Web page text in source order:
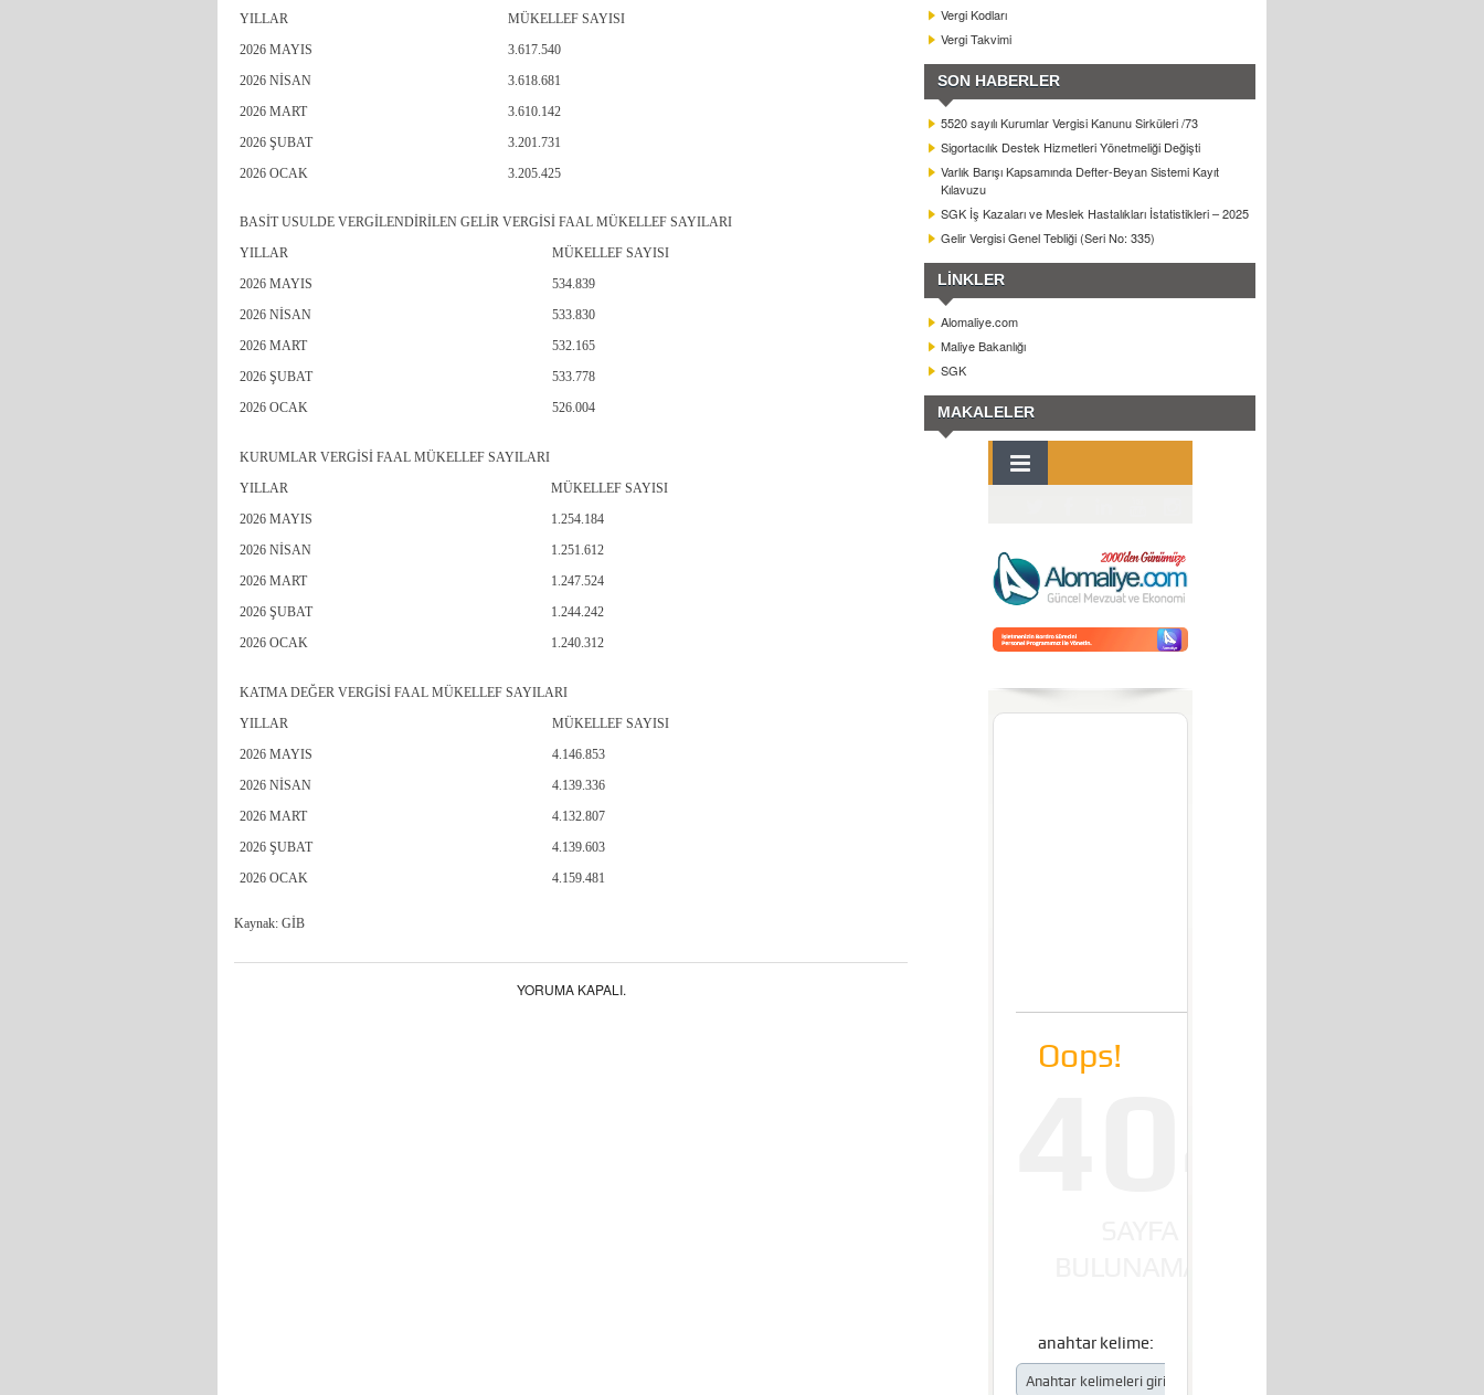
YILLAR
MÜKELLEF SAYISI
2026 MAYIS
3.617.540
2026 NİSAN
3.618.681
2026 MART
3.610.142
2026 ŞUBAT
3.201.731
2026 OCAK
3.205.425
BASİT USULDE VERGİLENDİRİLEN GELİR VERGİSİ FAAL MÜKELLEF SAYILARI
YILLAR
MÜKELLEF SAYISI
2026 MAYIS
534.839
2026 NİSAN
533.830
2026 MART
532.165
2026 ŞUBAT
533.778
2026 OCAK
526.004
KURUMLAR VERGİSİ FAAL MÜKELLEF SAYILARI
YILLAR
MÜKELLEF SAYISI
2026 MAYIS
1.254.184
2026 NİSAN
1.251.612
2026 MART
1.247.524
2026 ŞUBAT
1.244.242
2026 OCAK
1.240.312
KATMA DEĞER VERGİSİ FAAL MÜKELLEF SAYILARI
YILLAR
MÜKELLEF SAYISI
2026 MAYIS
4.146.853
2026 NİSAN
4.139.336
2026 MART
4.132.807
2026 ŞUBAT
4.139.603
2026 OCAK
4.159.481
Kaynak: GİB
YORUMA KAPALI.
Vergi Kodları
Vergi Takvimi
SON HABERLER
5520 sayılı Kurumlar Vergisi Kanunu Sirküleri /73
Sigortacılık Destek Hizmetleri Yönetmeliği Değişti
Varlık Barışı Kapsamında Defter-Beyan Sistemi Kayıt
Kılavuzu
SGK İş Kazaları ve Meslek Hastalıkları İstatistikleri – 2025
Gelir Vergisi Genel Tebliği (Seri No: 335)
LİNKLER
Alomaliye.com
Maliye Bakanlığı
SGK
MAKALELER